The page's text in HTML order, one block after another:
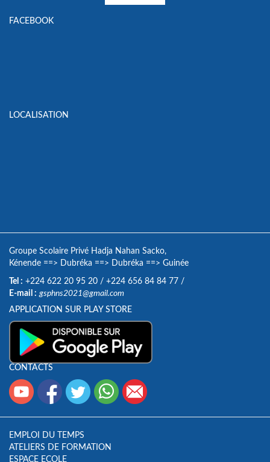
FACEBOOK
LOCALISATION
Groupe Scolaire Privé Hadja Nahan Sacko,
Kénende ==> Dubréka ==> Dubréka ==> Guinée
Tel : +224 622 20 95 20 / +224 656 84 84 77 /
E-mail : gsphns2021@gmail.com
APPLICATION SUR PLAY STORE
CONTACTS
EMPLOI DU TEMPS
ATELIERS DE FORMATION
ESPACE ECOLE